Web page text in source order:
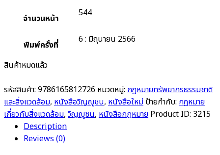
จำนวนหน้า 544
พิมพ์ครั้งที่ 6 : มิถุนายน 2566
สินค้าหมดแล้ว
รหัสสินค้า: 9786165812726 หมวดหมู่: กฎหมายทรัพยากรธรรมชาติ
และสิ่งแวดล้อม, หนังสือวิญญูชน, หนังสือใหม่ ป้ายกำกับ: กฎหมาย
เกี่ยวกับสิ่งแวดล้อม, วิญญูชน, หนังสือกฏหมาย Product ID: 3215
Description
Reviews (0)